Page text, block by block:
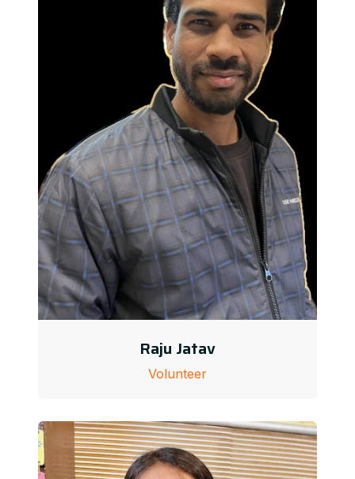
Raju Jatav
Volunteer